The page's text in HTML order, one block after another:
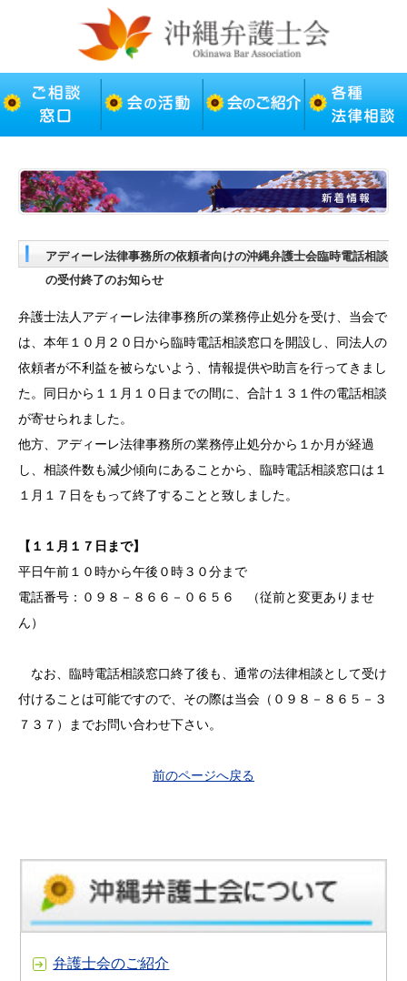
アディーレ法律事務所の依頼者向けの沖縄弁護士会臨時電話相談
の受付終了のお知らせ
弁護士法人アディーレ法律事務所の業務停止処分を受け、当会で
は、本年１０月２０日から臨時電話相談窓口を開設し、同法人の
依頼者が不利益を被らないよう、情報提供や助言を行ってきまし
た。同日から１１月１０日までの間に、合計１３１件の電話相談
が寄せられました。
他方、アディーレ法律事務所の業務停止処分から１か月が経過
し、相談件数も減少傾向にあることから、臨時電話相談窓口は１
１月１７日をもって終了することと致しました。
【１１月１７日まで】
平日午前１０時から午後０時３０分まで
電話番号：０９８－８６６－０６５６ （従前と変更ありませ
ん）
なお、臨時電話相談窓口終了後も、通常の法律相談として受け
付けることは可能ですので、その際は当会（０９８－８６５－３
７３７）までお問い合わせ下さい。
前のページへ戻る
弁護士会のご紹介